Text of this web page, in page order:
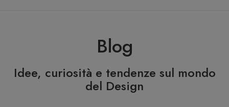
Blog
Idee, curiosità e tendenze sul mondo
del Design